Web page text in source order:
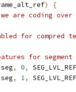
)
{
are coding
for compred
for
seg, 0,
seg, 1,